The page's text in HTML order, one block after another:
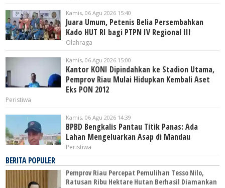
Kamis, 06 Agu 2026 15:40
Juara Umum, Petenis Belia Persembahkan
Kado HUT RI bagi PTPN IV Regional III
Olahraga
Kamis, 06 Agu 2026 15:00
Kantor KONI Dipindahkan ke Stadion Utama,
Pemprov Riau Mulai Hidupkan Kembali Aset
Eks PON 2012
Peristiwa
Kamis, 06 Agu 2026 14:39
BPBD Bengkalis Pantau Titik Panas: Ada
Lahan Mengeluarkan Asap di Mandau
Peristiwa
BERITA POPULER
Pemprov Riau Percepat Pemulihan Tesso Nilo,
Ratusan Ribu Hektare Hutan Berhasil Diamankan